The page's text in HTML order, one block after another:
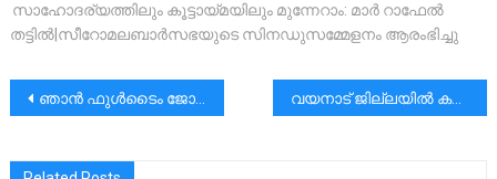
സാഹോദര്യത്തിലും കൂട്ടായ്മയിലും മുന്നേറാം: മാർ റാഫേൽ
തട്ടിൽ|സീറോമലബാർസഭയുടെ സിനഡുസമ്മേളനം ആരംഭിച്ചു
പോസ്റ്റുകളിലൂടെ
ഞാൻ ഫുൾടൈം ജോലി ചെയ്യുന്ന ഒരു ഹൗസ് വൈഫ് ആണ്….|24 മണിക്കൂർ ആണ് എനിക്ക് ഡ്യൂട്ടി.. വയനാട് ജില്ലയിൽ കഴിഞ്ഞ ജൂലൈ 30, 31 തീയതികളിൽ പെയ്ത മഴവെള്ളം ശേഖരിച്ച് ഒരു ടാങ്കിൽ നിർത്തി, പെരിയാർ നദിയുടെ വലിപ്പത്തിലുള്ള ഒരു ചാലിലൂടെ ഒഴുക്കിയാൽ, 21 ദിവസം വേണ്ടിവരും ടാങ്കിലെ വെള്ളം തീരാൻ!